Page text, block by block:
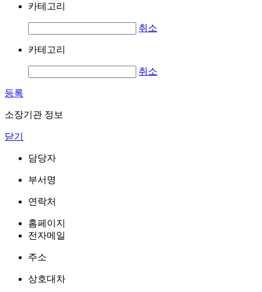
카테고리
취소
카테고리
취소
등록
소장기관 정보
닫기
담당자
부서명
연락처
홈페이지
전자메일
주소
상호대차